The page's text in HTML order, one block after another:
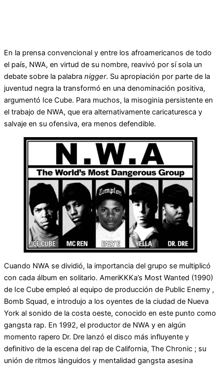
En la prensa convencional y entre los afroamericanos de todo
el país, NWA, en virtud de su nombre, reavivó por sí sola un
debate sobre la palabra nigger. Su apropiación por parte de la
juventud negra la transformó en una denominación positiva,
argumentó Ice Cube. Para muchos, la misoginia persistente en
el trabajo de NWA, que era alternativamente caricaturesca y
salvaje en su ofensiva, era menos defendible.
Cuando NWA se dividió, la importancia del grupo se multiplicó
con cada álbum en solitario. AmeriKKKa’s Most Wanted (1990)
de Ice Cube empleó al equipo de producción de Public Enemy ,
Bomb Squad, e introdujo a los oyentes de la ciudad de Nueva
York al sonido de la costa oeste, conocido en este punto como
gangsta rap. En 1992, el productor de NWA y en algún
momento rapero Dr. Dre lanzó el disco más influyente y
definitivo de la escena del rap de California, The Chronic ; su
unión de ritmos lánguidos y mentalidad gangsta asesina